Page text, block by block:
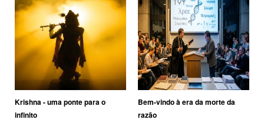
Krishna - uma ponte para o
infinito
Bem-vindo à era da morte da
razão